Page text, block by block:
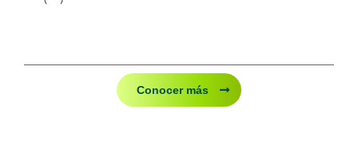
Conocer más